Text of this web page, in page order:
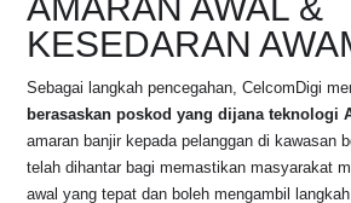
KESEDARAN
Sebagai langkah pencegahan, CelcomDigi
berasaskan poskod yang dijana teknologi
amaran banjir kepada pelanggan di kawasan
telah dihantar bagi memastikan masyarakat
awal yang tepat dan boleh mengambil